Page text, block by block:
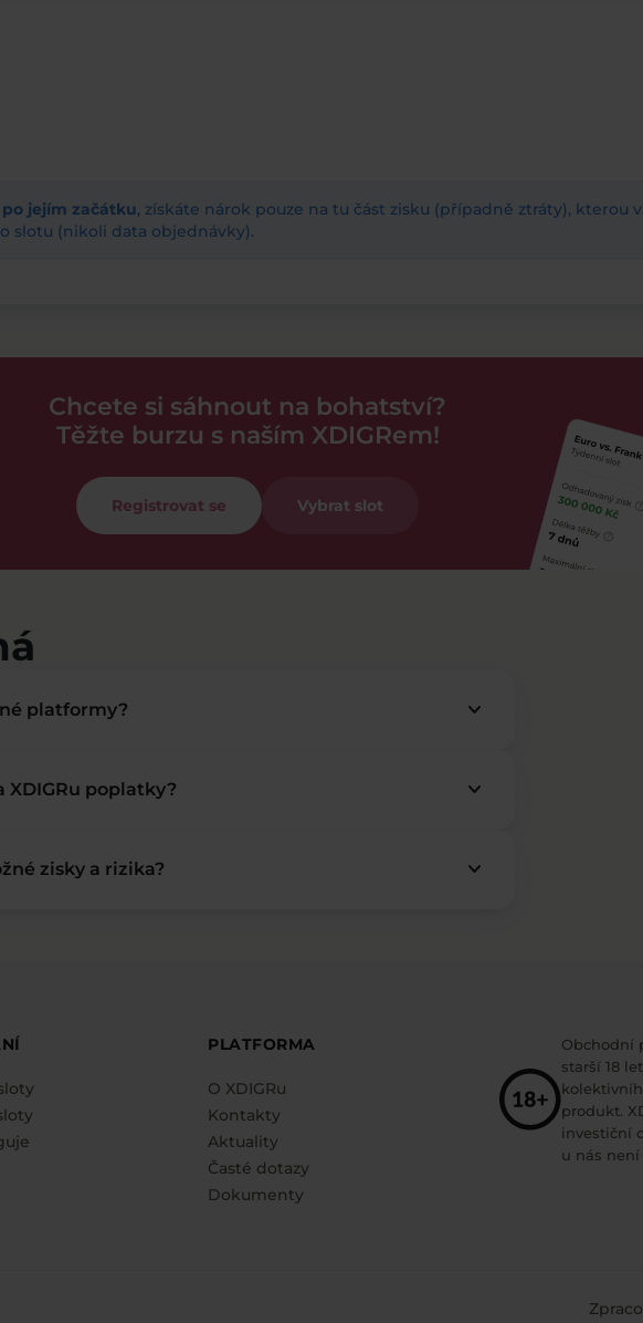
jejím začátku, získáte nárok pouze na tu část zisku (případně ztráty), kterou
slotu (nikoli data objednávky).
Chcete si sáhnout na bohatství?
Těžte burzu s naším XDIGRem!
Registrovat se Vybrat slot
platformy? keyboard_arrow_down
XDIGRu poplatky? keyboard_arrow_down
zisky a rizika? keyboard_arrow_down
PLATFORMA
O XDIGRu
Kontakty
Aktuality
Časté dotazy
Dokumenty
Obchodní
starší 18
produkt.
investiční
u nás